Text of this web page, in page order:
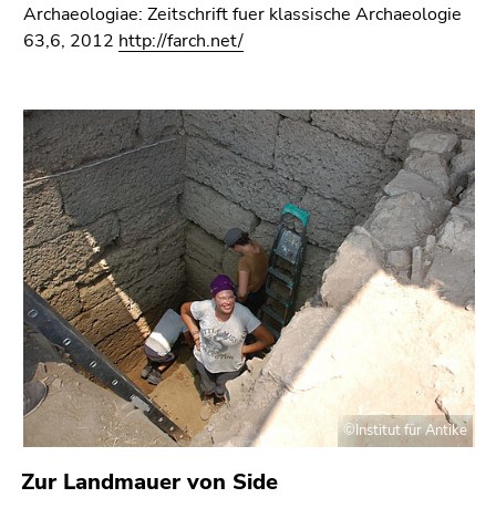
Archaeologiae: Zeitschrift fuer klassische Archaeologie
63,6, 2012 http://farch.net/
©Institut für Antike
Zur Landmauer von Side